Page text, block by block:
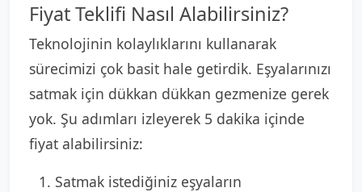
Fiyat Teklifi Nasıl Alabilirsiniz?
Teknolojinin kolaylıklarını kullanarak
sürecimizi çok basit hale getirdik. Eşyalarınızı
satmak için dükkan dükkan gezmenize gerek
yok. Şu adımları izleyerek 5 dakika içinde
fiyat alabilirsiniz:
Satmak istediğiniz eşyaların